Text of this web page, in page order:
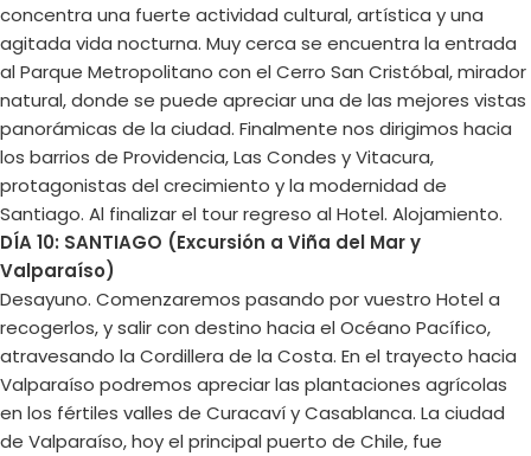
concentra una fuerte actividad cultural, artística y una
agitada vida nocturna. Muy cerca se encuentra la entrada
al Parque Metropolitano con el Cerro San Cristóbal, mirador
natural, donde se puede apreciar una de las mejores vistas
panorámicas de la ciudad. Finalmente nos dirigimos hacia
los barrios de Providencia, Las Condes y Vitacura,
protagonistas del crecimiento y la modernidad de
Santiago. Al finalizar el tour regreso al Hotel. Alojamiento.
DÍA 10: SANTIAGO (Excursión a Viña del Mar y
Valparaíso)
Desayuno. Comenzaremos pasando por vuestro Hotel a
recogerlos, y salir con destino hacia el Océano Pacífico,
atravesando la Cordillera de la Costa. En el trayecto hacia
Valparaíso podremos apreciar las plantaciones agrícolas
en los fértiles valles de Curacaví y Casablanca. La ciudad
de Valparaíso, hoy el principal puerto de Chile, fue